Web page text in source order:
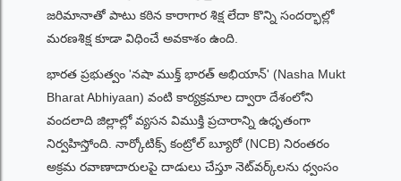
జరిమానాతో పాటు కఠిన కారాగార శిక్ష లేదా కొన్ని సందర్భాల్లో
మరణశిక్ష కూడా విధించే అవకాశం ఉంది.
భారత ప్రభుత్వం 'నషా ముక్త్ భారత్ అభియాన్' (Nasha Mukt
Bharat Abhiyaan) వంటి కార్యక్రమాల ద్వారా దేశంలోని
వందలాది జిల్లాల్లో వ్యసన విముక్తి ప్రచారాన్ని ఉధృతంగా
నిర్వహిస్తోంది. నార్కోటిక్స్ కంట్రోల్ బ్యూరో (NCB) నిరంతరం
అక్రమ రవాణాదారులపై దాడులు చేస్తూ నెట్‌వర్క్‌లను ధ్వంసం